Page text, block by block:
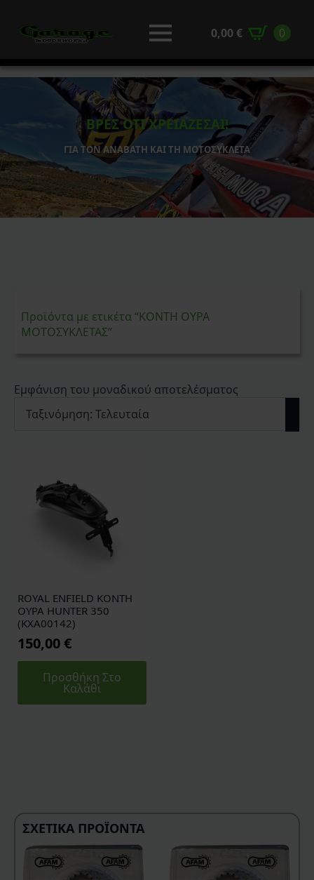
0,00 € 0
ΒΡΕΣ ΟΤΙ ΧΡΕΙΑΖΕΣΑΙ!
ΓΙΑ ΤΟΝ ΑΝΑΒΑΤΗ ΚΑΙ ΤΗ ΜΟΤΟΣΥΚΛΕΤΑ
Προϊόντα με ετικέτα “ΚΟΝΤΗ ΟΥΡΑ
ΜΟΤΟΣΥΚΛΕΤΑΣ”
Εμφάνιση του μοναδικού αποτελέσματος
ROYAL ENFIELD ΚΟΝΤΗ
ΟΥΡΑ HUNTER 350
(KXA00142)
150,00 €
Προσθήκη Στο
Καλάθι
ΣΧΕΤΙΚΆ ΠΡΟΪΌΝΤΑ